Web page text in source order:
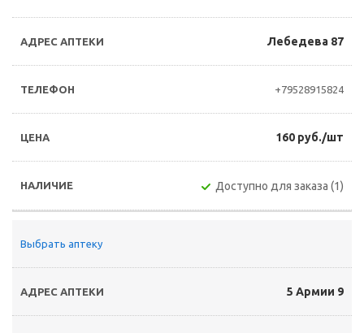
Лебедева 87
+79528915824
160 руб./шт
Доступно для заказа (1)
Выбрать аптеку
5 Армии 9